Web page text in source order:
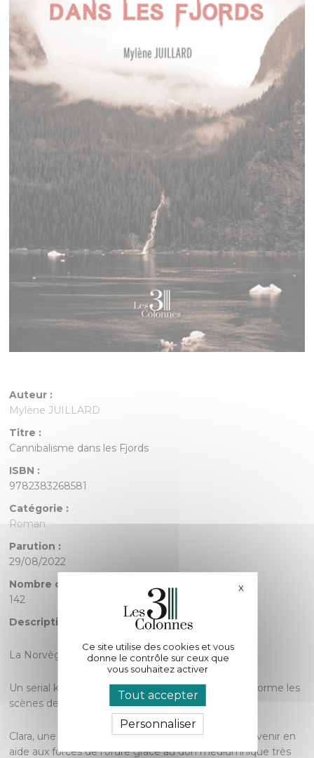
Auteur :
Mylène JUILLARD
Titre :
Cannibalisme dans les Fjords
ISBN :
9782383268581
Catégorie :
Roman
Parution :
29/08/2022
Nombre de pages :
142
Description :
La Norvège est sous le choc.
Un serial killer sévit depuis quelque temps et transforme les
scènes de crime en véritable massacre.
Clara, une jeune femme pas comme les autres, va venir en
aide aux forces de l'ordre grâce au don médiumnique très
Ce site utilise des cookies et vous
donne le contrôle sur ceux que
vous souhaitez activer
Tout accepter
Personnaliser
XMasquer le